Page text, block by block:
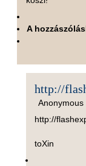
A
http://
Anonymous
http://
toXin